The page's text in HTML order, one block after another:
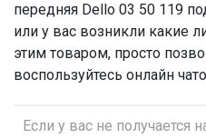
передняя Dello 03 50 119
или у вас возникли какие
этим товаром, просто
воспользуйтесь онлайн
Если у вас не получается